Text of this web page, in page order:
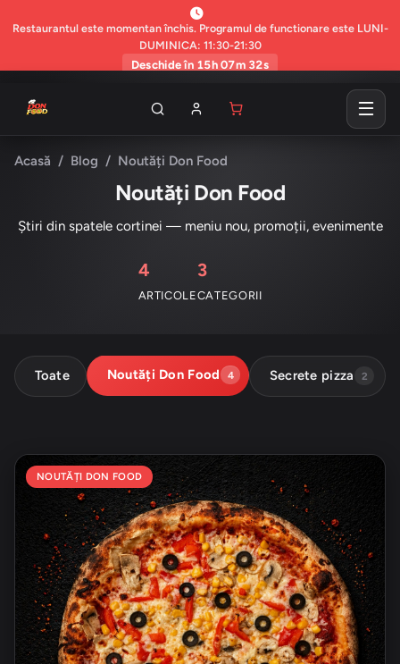
Restaurantul este momentan închis. Programul de functionare este LUNI-
DUMINICA: 11:30-21:30
Deschide în 15h 07m 31s
Acasă Blog Noutăți Don Food
Noutăți Don Food
Știri din spatele cortinei — meniu nou, promoții, evenimente
4
ARTICOLE
3
CATEGORII
Toate Noutăți Don Food 4 Secrete pizza 2
NOUTĂȚI DON FOOD